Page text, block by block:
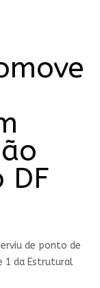
DF
de ponto de
1 da Estrutural